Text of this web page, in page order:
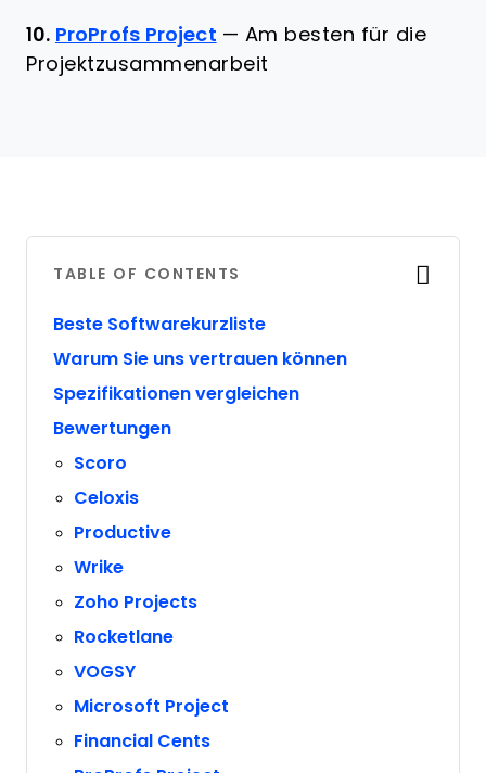
10. ProProfs Project — Am besten für die
Projektzusammenarbeit
TABLE OF CONTENTS
Beste Softwarekurzliste
Warum Sie uns vertrauen können
Spezifikationen vergleichen
Bewertungen
Scoro
Celoxis
Productive
Wrike
Zoho Projects
Rocketlane
VOGSY
Microsoft Project
Financial Cents